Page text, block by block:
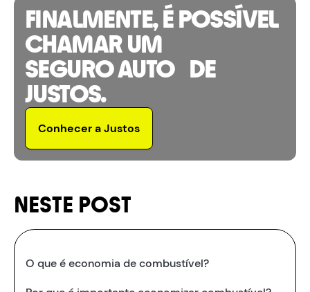
FINALMENTE, É POSSÍVEL
CHAMAR UM
SEGURO AUTO DE
JUSTOS.
Conhecer a Justos
NESTE POST
O que é economia de combustível?